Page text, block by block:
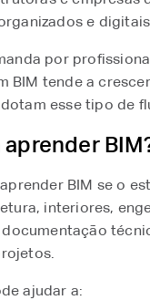
e
por
BIM tende a
esse tipo de
aprender
BIM se o
interiores,
ajudar a: